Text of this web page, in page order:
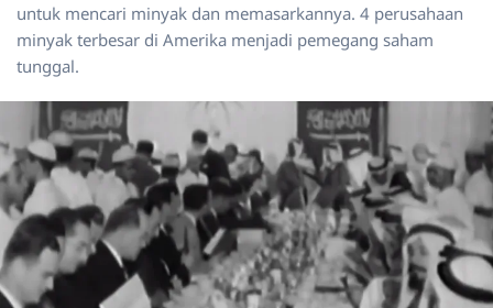
untuk mencari minyak dan memasarkannya. 4 perusahaan
minyak terbesar di Amerika menjadi pemegang saham
tunggal.